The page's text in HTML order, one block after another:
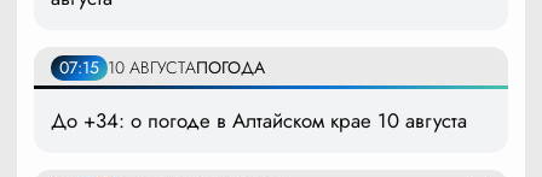
07:15 10 АВГУСТАПОГОДА
До +34: о погоде в Алтайском крае 10 августа